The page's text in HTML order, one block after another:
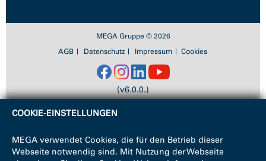
MEGA Gruppe © 2026
AGB
Datenschutz Impressum Cookies
(v6.0.0.)
COOKIE-EINSTELLUNGEN
MEGA verwendet Cookies, die für den Betrieb dieser
Webseite notwendig sind. Mit Nutzung der Webseite